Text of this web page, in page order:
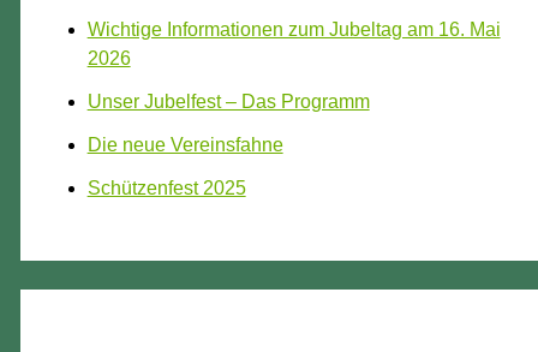
Wichtige Informationen zum Jubeltag am 16. Mai
2026
Unser Jubelfest – Das Programm
Die neue Vereinsfahne
Schützenfest 2025